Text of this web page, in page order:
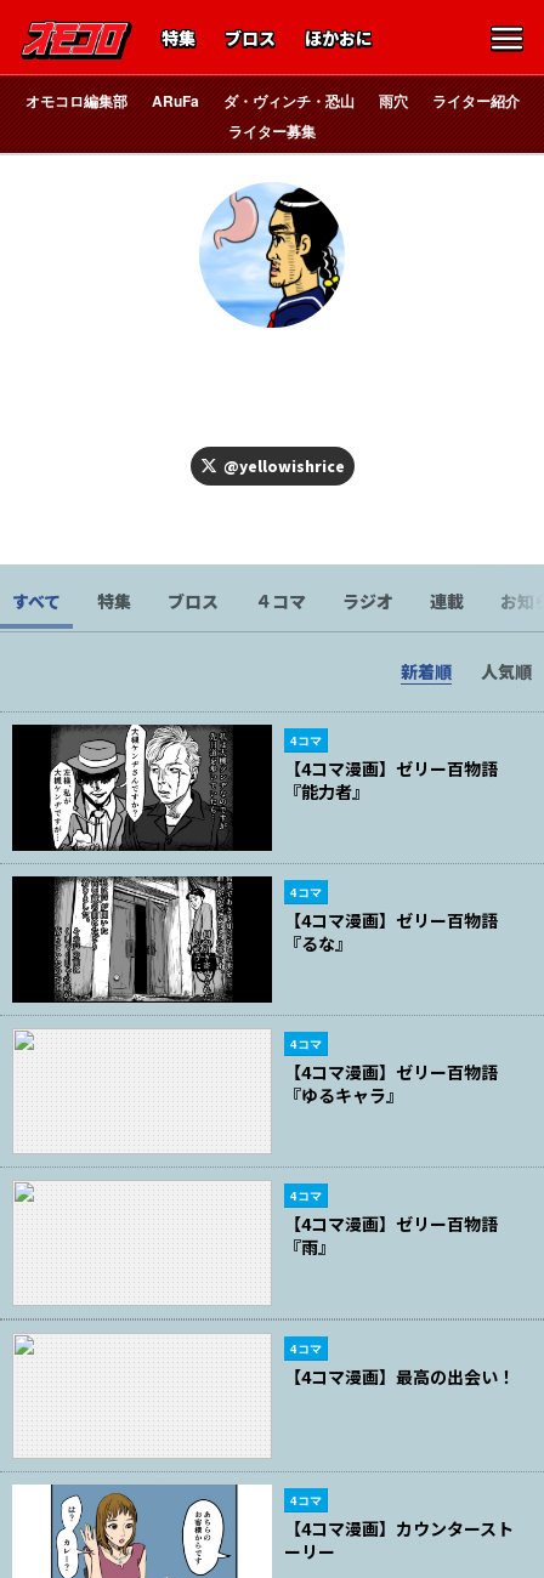
特集 ブロス ほかおに
オモコロ編集部 ARuFa ダ・ヴィンチ・恐山 雨穴
ライター紹介
ライター募集
@yellowishrice
すべて 特集 ブロス ４コマ ラジオ 連載 お知
新着順 人気順
4コマ
【4コマ漫画】ゼリー百物語
『能力者』
4コマ
【4コマ漫画】ゼリー百物語
『るな』
4コマ
【4コマ漫画】ゼリー百物語
『ゆるキャラ』
4コマ
【4コマ漫画】ゼリー百物語
『雨』
4コマ
【4コマ漫画】最高の出会い！
4コマ
【4コマ漫画】カウンタースト
ーリー